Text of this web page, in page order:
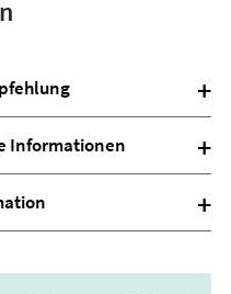
Informationen